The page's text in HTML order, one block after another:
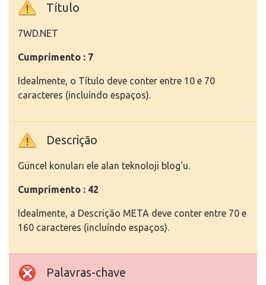
Título
7WD.NET
Cumprimento : 7
Idealmente, o Título deve conter entre 10 e 70
caracteres (incluíndo espaços).
Descrição
Güncel konuları ele alan teknoloji blog'u.
Cumprimento : 42
Idealmente, a Descrição META deve conter entre 70 e
160 caracteres (incluíndo espaços).
Palavras-chave